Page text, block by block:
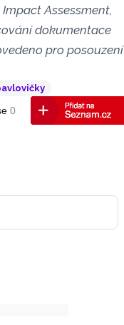
Assessment,
dokumentace
pro posouzení